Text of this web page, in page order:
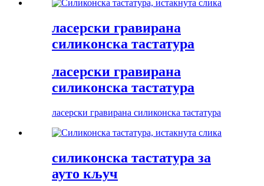
ласерски гравирана
силиконска тастатура
ласерски гравирана
силиконска тастатура
ласерски гравирана силиконска тастатура
силиконска тастатура за
ауто кључ